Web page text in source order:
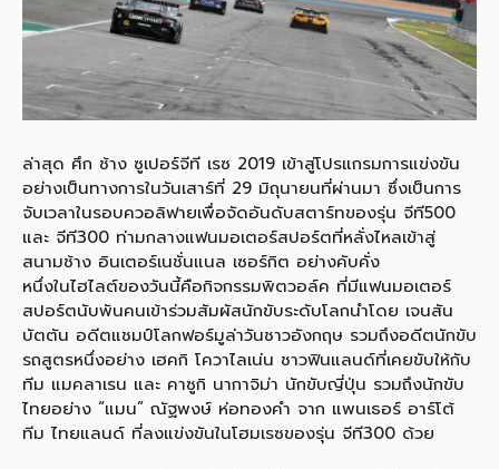
ล่าสุด ศึก ช้าง ซูเปอร์จีที เรซ 2019 เข้าสู่โปรแกรมการแข่งขัน
อย่างเป็นทางการในวันเสาร์ที่ 29 มิถุนายนที่ผ่านมา ซึ่งเป็นการ
จับเวลาในรอบควอลิฟายเพื่อจัดอันดับสตาร์ทของรุ่น จีที500
และ จีที300 ท่ามกลางแฟนมอเตอร์สปอร์ตที่หลั่งไหลเข้าสู่
สนามช้าง อินเตอร์เนชั่นแนล เซอร์กิต อย่างคับคั่ง
หนึ่งในไฮไลต์ของวันนี้คือกิจกรรมพิตวอล์ค ที่มีแฟนมอเตอร์
สปอร์ตนับพันคนเข้าร่วมสัมผัสนักขับระดับโลกนำโดย เจนสัน
บัตตัน อดีตแชมป์โลกฟอร์มูล่าวันชาวอังกฤษ รวมถึงอดีตนักขับ
รถสูตรหนึ่งอย่าง เฮคกิ โควาไลเน่น ชาวฟินแลนด์ที่เคยขับให้กับ
ทีม แมคลาเรน และ คาซูกิ นากาจิม่า นักขับญี่ปุ่น รวมถึงนักขับ
ไทยอย่าง “แมน” ณัฐพงษ์ ห่อทองคำ จาก แพนเธอร์ อาร์โต้
ทีม ไทยแลนด์ ที่ลงแข่งขันในโฮมเรซของรุ่น จีที300 ด้วย